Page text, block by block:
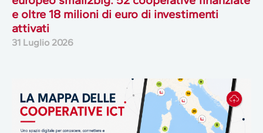
e oltre 18 milioni di euro di investimenti
attivati
31 Luglio 2026